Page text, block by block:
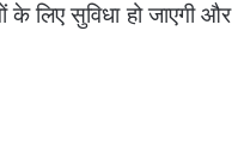
लिए सुविधा हो जाएगी और